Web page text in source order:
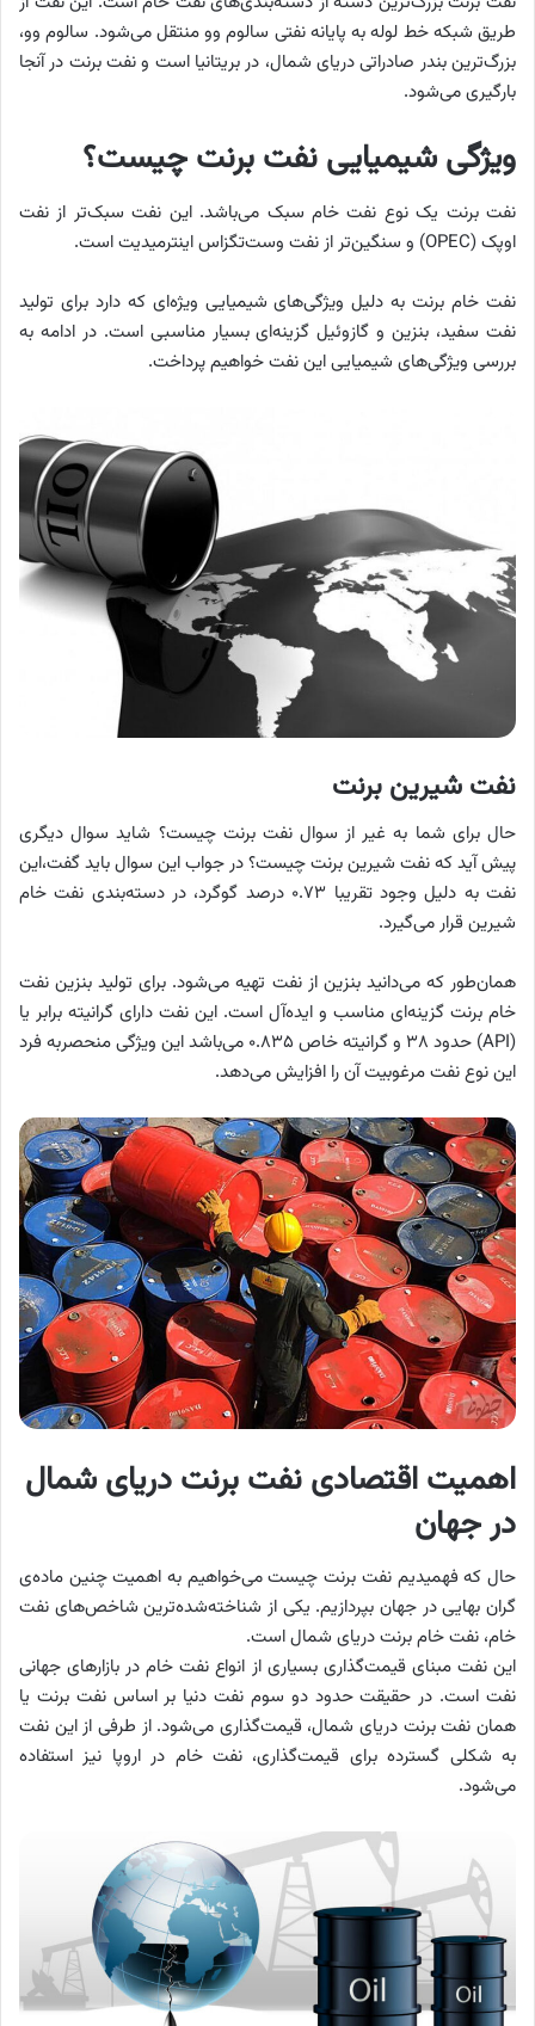
طریق شبکه خط لوله به پایانه نفتی سالوم وو منتقل می‌شود. سالوم وو،
بزرگ‌ترین بندر صادراتی دریای شمال، در بریتانیا است و نفت برنت در آنجا
بارگیری می‌شود.
ویژگی شیمیایی نفت برنت چیست؟
نفت برنت یک نوع نفت خام سبک می‌باشد. این نفت سبک‌تر از نفت
اوپک (OPEC) و سنگین‌تر از نفت وست‌تگزاس اینترمیدیت است.
نفت خام برنت به دلیل ویژگی‌های شیمیایی ویژه‌ای که دارد برای تولید
نفت سفید، بنزین و گازوئیل گزینه‌ای بسیار مناسبی است. در ادامه به
بررسی ویژگی‌های شیمیایی این نفت خواهیم پرداخت.
نفت شیرین برنت
حال برای شما به غیر از سوال نفت برنت چیست؟ شاید سوال دیگری
پیش آید که نفت شیرین برنت چیست؟ در جواب این سوال باید گفت،این
نفت به دلیل وجود تقریبا ۰.۷۳ درصد گوگرد، در دسته‌بندی نفت خام
شیرین قرار می‌گیرد.
همان‌طور که می‌دانید بنزین از نفت تهیه می‌شود. برای تولید بنزین نفت
خام برنت گزینه‌ای مناسب و ایده‌آل است. این نفت دارای گرانیته برابر یا
(API) حدود ۳۸ و گرانیته خاص ۰.۸۳۵ می‌باشد این ویژگی منحصربه فرد
این نوع نفت مرغوبیت آن را افزایش می‌دهد.
اهمیت اقتصادی نفت برنت دریای شمال
در جهان
حال که فهمیدیم نفت برنت چیست می‌خواهیم به اهمیت چنین ماده‌ی
گران بهایی در جهان بپردازیم. یکی از شناخته‌شده‌ترین شاخص‌های نفت
خام، نفت خام برنت دریای شمال است.
این نفت مبنای قیمت‌گذاری بسیاری از انواع نفت خام در بازارهای جهانی
نفت است. در حقیقت حدود دو سوم نفت دنیا بر اساس نفت برنت یا
همان نفت برنت دریای شمال، قیمت‌گذاری می‌شود. از طرفی از این نفت
به شکلی گسترده برای قیمت‌گذاری، نفت خام در اروپا نیز استفاده
می‌شود.